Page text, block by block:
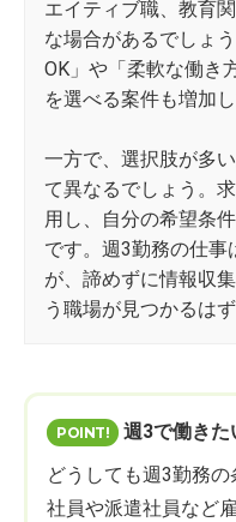
エイティブ職、教育
な場合があるでしょ
OK」や「柔軟な働き
を選べる案件も増加し
一方で、選択肢が多
て異なるでしょう。
用し、自分の希望条
です。週3勤務の仕事
が、諦めずに情報収
う職場が見つかるはず
週3で働きた
どうしても週3勤務
社員や派遣社員など